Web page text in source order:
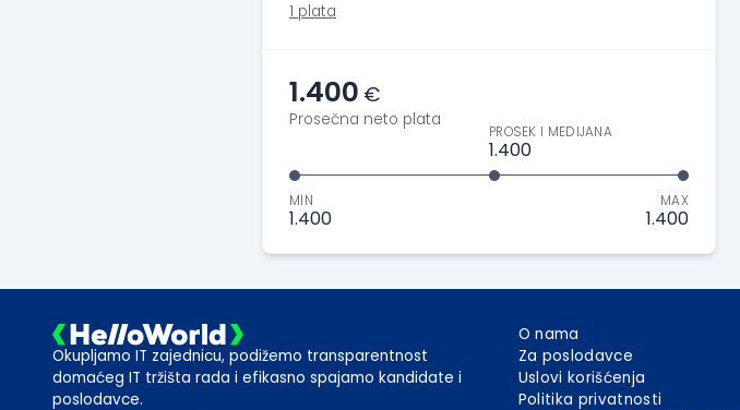
1 plata
1.400 €
Prosečna neto plata
MIN
1.400
PROSEK I MEDIJANA
1.400
MAX
1.400
Okupljamo IT zajednicu, podižemo transparentnost
domaćeg IT tržišta rada i efikasno spajamo kandidate i
poslodavce.
O nama
Za poslodavce
Uslovi korišćenja
Politika privatnosti